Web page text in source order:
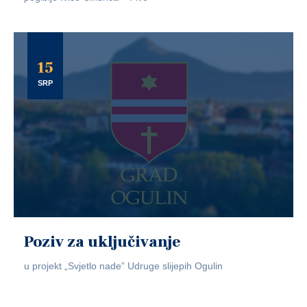
15
SRP
Poziv za uključivanje
u projekt „Svjetlo nade” Udruge slijepih Ogulin